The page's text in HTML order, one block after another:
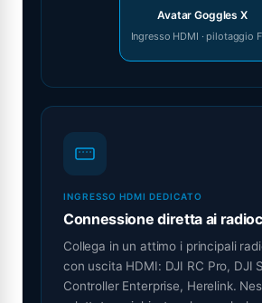
Avatar Goggles X
Ingresso HDMI · pilotaggio
INGRESSO HDMI DEDICATO
Connessione diretta ai
Collega in un attimo i principali
con uscita HDMI: DJI RC Pro, DJI
Controller Enterprise, Herelink.